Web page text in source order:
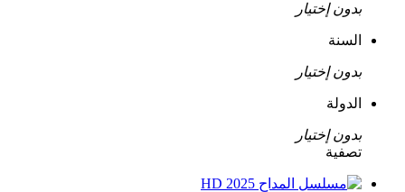
بدون إختيار
السنة
بدون إختيار
الدولة
بدون إختيار
تصفية